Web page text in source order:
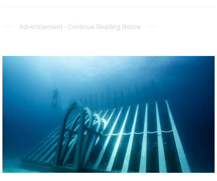
Advertisement - Continue Reading Below